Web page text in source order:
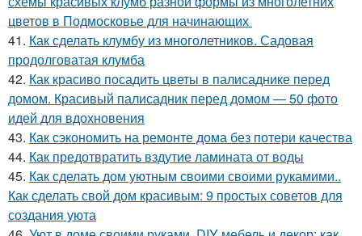
цветов в Подмосковье для начинающих
41. Как сделать клумбу из многолетников. Садовая
продолговатая клумба
42. Как красиво посадить цветы в палисаднике перед
домом. Красивый палисадник перед домом — 50 фото
идей для вдохновения
43. Как сэкономить на ремонте дома без потери качества
44. Как предотвратить вздутие ламината от воды
45. Как сделать дом уютным своими своими рукамими..
Как сделать свой дом красивым: 9 простых советов для
создания уюта